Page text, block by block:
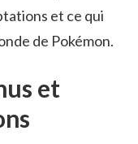
et ce qui
de Pokémon.
et